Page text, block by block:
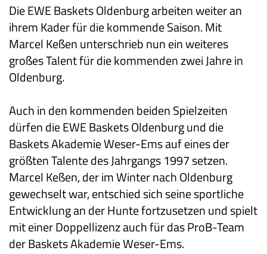
Die EWE Baskets Oldenburg arbeiten weiter an
ihrem Kader für die kommende Saison. Mit
Marcel Keßen unterschrieb nun ein weiteres
großes Talent für die kommenden zwei Jahre in
Oldenburg.
Auch in den kommenden beiden Spielzeiten
dürfen die EWE Baskets Oldenburg und die
Baskets Akademie Weser-Ems auf eines der
größten Talente des Jahrgangs 1997 setzen.
Marcel Keßen, der im Winter nach Oldenburg
gewechselt war, entschied sich seine sportliche
Entwicklung an der Hunte fortzusetzen und spielt
mit einer Doppellizenz auch für das ProB-Team
der Baskets Akademie Weser-Ems.